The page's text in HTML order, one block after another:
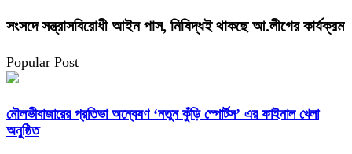
সংসদে সন্ত্রাসবিরোধী আইন পাস, নিষিদ্ধই থাকছে আ.লীগের কার্যক্রম
Popular Post
মৌলভীবাজারের প্রতিভা অন্বেষণ ‘নতুন কুঁড়ি স্পোর্টস’ এর ফাইনাল খেলা
অনুষ্ঠিত